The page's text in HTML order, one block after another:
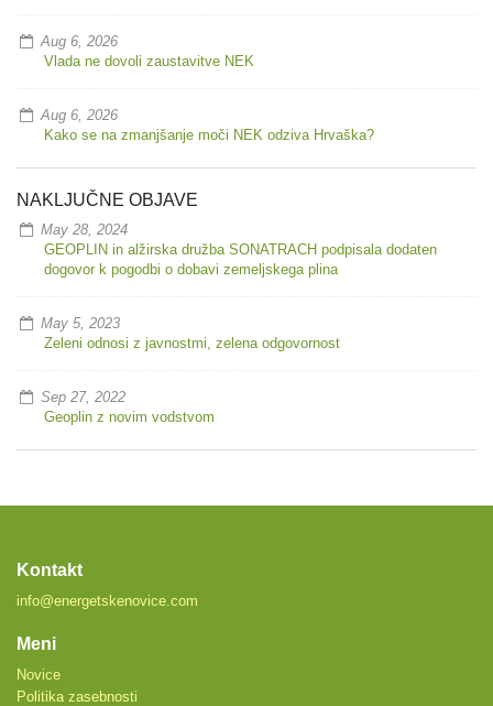
Aug 6, 2026
Vlada ne dovoli zaustavitve NEK
Aug 6, 2026
Kako se na zmanjšanje moči NEK odziva Hrvaška?
NAKLJUČNE OBJAVE
May 28, 2024
GEOPLIN in alžirska družba SONATRACH podpisala dodaten
dogovor k pogodbi o dobavi zemeljskega plina
May 5, 2023
Zeleni odnosi z javnostmi, zelena odgovornost
Sep 27, 2022
Geoplin z novim vodstvom
Kontakt
info@energetskenovice.com
Meni
Novice
Politika zasebnosti